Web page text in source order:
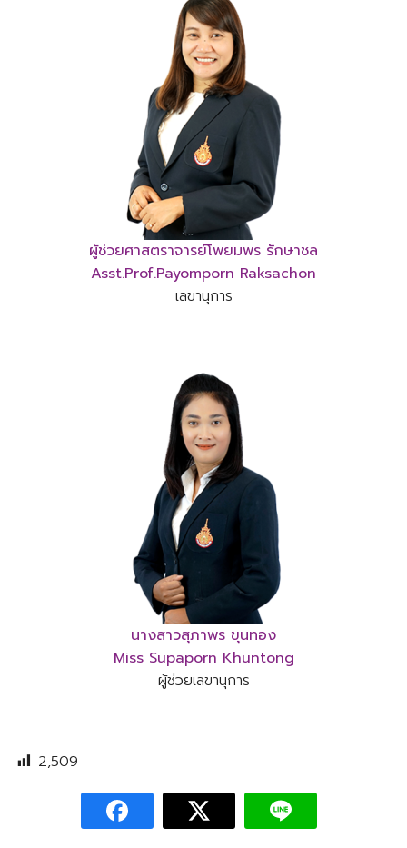
ผู้ช่วยศาสตราจารย์โพยมพร รักษาชล
Asst.Prof.Payomporn Raksachon
เลขานุการ
นางสาวสุภาพร ขุนทอง
Miss Supaporn Khuntong
ผู้ช่วยเลขานุการ
2,509